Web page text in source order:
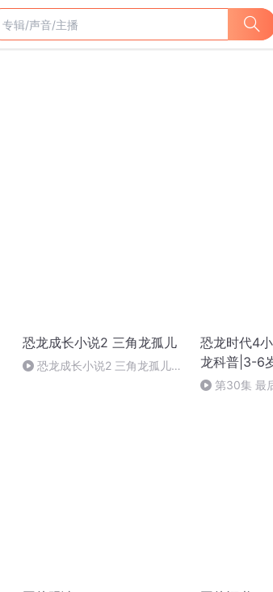
恐龙成长小说2 三角龙孤儿
恐龙成长小说2 三角龙孤儿
恐龙时代4
龙科普|3-6
第30集 最